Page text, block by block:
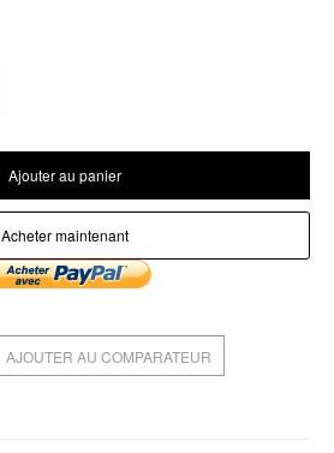
Ajouter au panier
Acheter maintenant
AJOUTER AU COMPARATEUR